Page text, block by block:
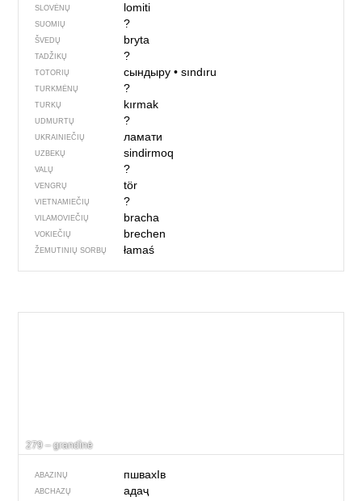
SLOVĖNŲ lomiti
SUOMIŲ ?
ŠVEDŲ bryta
TADŽIKŲ ?
TOTORIŲ сындыру• sındıru
TURKMĖNŲ ?
TURKŲ kırmak
UDMURTŲ ?
UKRAINIEČIŲ ламати
UZBEKŲ sindirmoq
VALŲ ?
VENGRŲ tör
VIETNAMIEČIŲ ?
VILAMOVIEČIŲ bracha
VOKIEČIŲ brechen
ŽEMUTINIŲ SORBŲ łamaś
279 – grandìnė
ABAZINŲ пшвахIв
ABCHAZŲ адаҷ